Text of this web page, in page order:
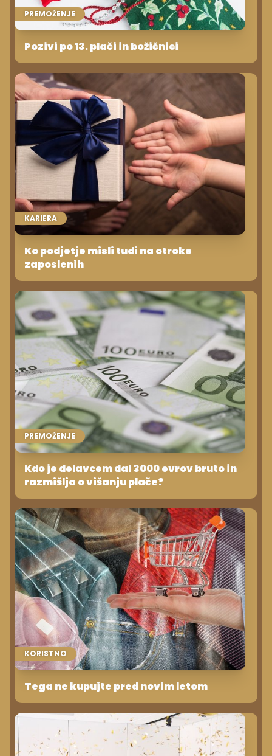
PREMOŽENJE
Pozivi po 13. plači in božičnici
KARIERA
Ko podjetje misli tudi na otroke
zaposlenih
PREMOŽENJE
Kdo je delavcem dal 3000 evrov bruto in
razmišlja o višanju plače?
KORISTNO
Tega ne kupujte pred novim letom